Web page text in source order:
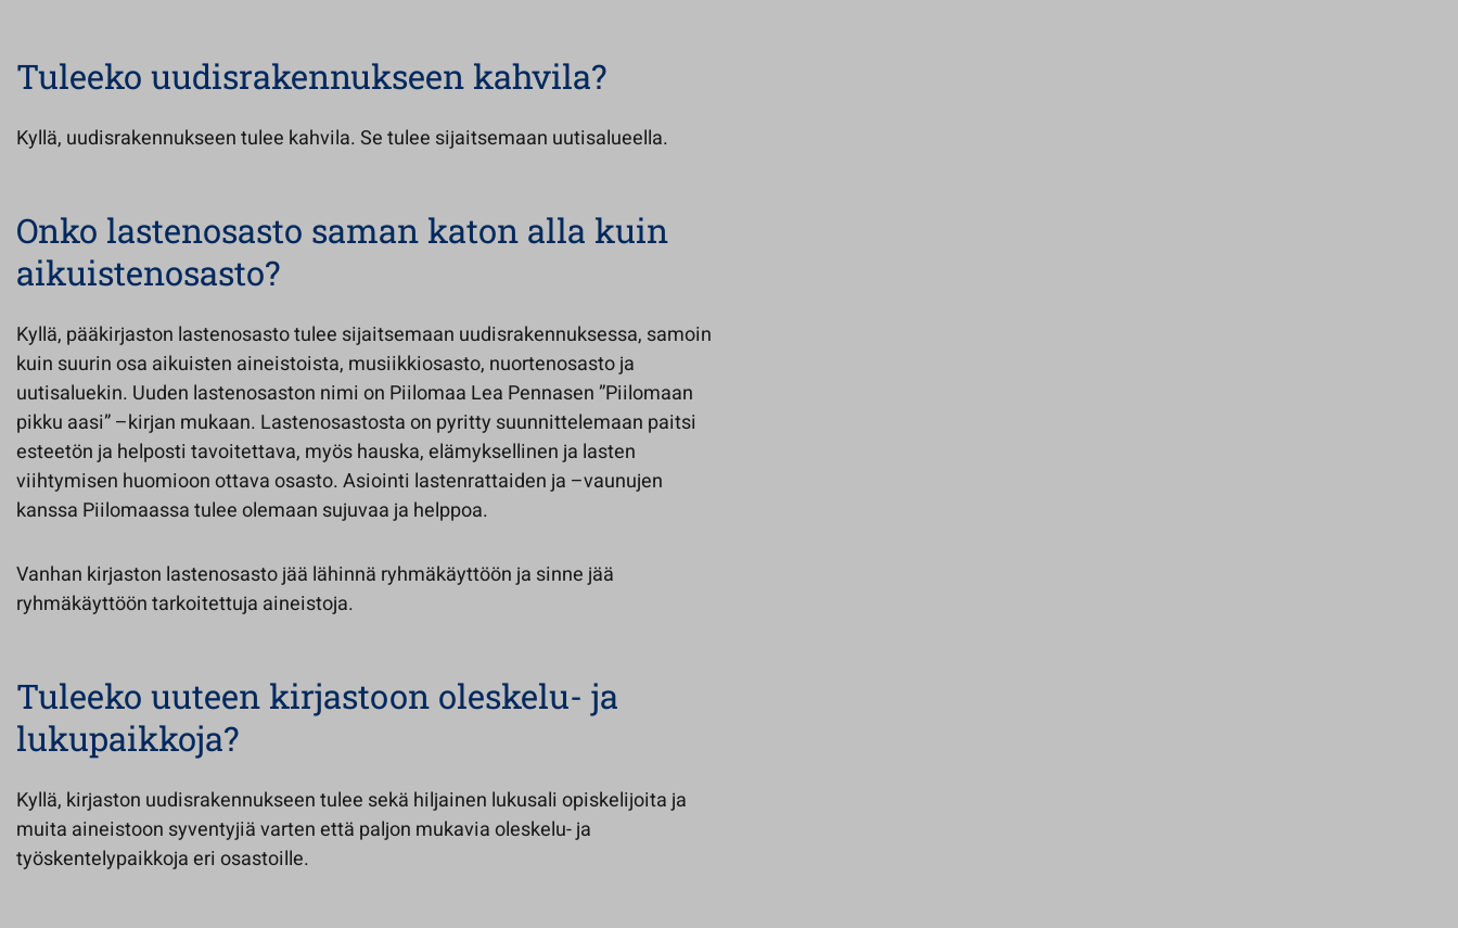
Tuleeko uudisrakennukseen kahvila?
Kyllä, uudisrakennukseen tulee kahvila. Se tulee sijaitsemaan uutisalueella.
Onko lastenosasto saman katon alla kuin
aikuistenosasto?
Kyllä, pääkirjaston lastenosasto tulee sijaitsemaan uudisrakennuksessa, samoin
kuin suurin osa aikuisten aineistoista, musiikkiosasto, nuortenosasto ja
uutisaluekin. Uuden lastenosaston nimi on Piilomaa Lea Pennasen ”Piilomaan
pikku aasi” –kirjan mukaan. Lastenosastosta on pyritty suunnittelemaan paitsi
esteetön ja helposti tavoitettava, myös hauska, elämyksellinen ja lasten
viihtymisen huomioon ottava osasto. Asiointi lastenrattaiden ja –vaunujen
kanssa Piilomaassa tulee olemaan sujuvaa ja helppoa.
Vanhan kirjaston lastenosasto jää lähinnä ryhmäkäyttöön ja sinne jää
ryhmäkäyttöön tarkoitettuja aineistoja.
Tuleeko uuteen kirjastoon oleskelu- ja
lukupaikkoja?
Kyllä, kirjaston uudisrakennukseen tulee sekä hiljainen lukusali opiskelijoita ja
muita aineistoon syventyjiä varten että paljon mukavia oleskelu- ja
työskentelypaikkoja eri osastoille.